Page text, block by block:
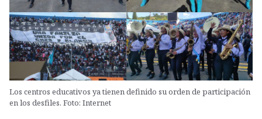
Los centros educativos ya tienen definido su orden de participación
en los desfiles. Foto: Internet